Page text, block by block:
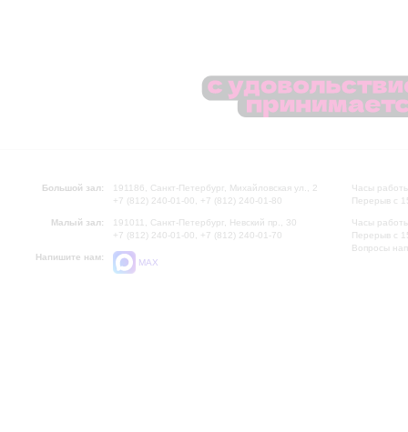
Большой зал:
191186, Санкт-Петербург, Михайловская ул., 2
+7 (812) 240-01-00, +7 (812) 240-01-80
Малый зал:
191011, Санкт-Петербург, Невский пр., 30
+7 (812) 240-01-00, +7 (812) 240-01-70
Напишите нам:
MAX
Часы
Перерыв с
Часы
Перерыв с
Вопросы